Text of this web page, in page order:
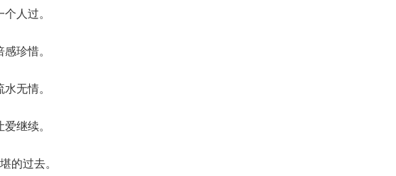
人过。
珍惜。
无情。
继续。
的过去。